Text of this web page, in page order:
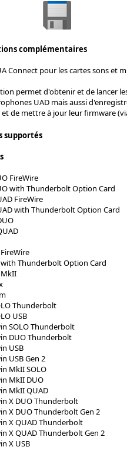
complémentaires
Connect pour les cartes sons et
permet d'obtenir et de lancer
UAD mais aussi
de mettre à jour leur firmware
supportés
FireWire
with Thunderbolt Option Card
FireWire
with Thunderbolt Option Card
Thunderbolt Option Card
Thunderbolt
USB
SOLO Thunderbolt
DUO Thunderbolt
USB
USB Gen 2
MkII SOLO
MkII DUO
MkII QUAD
X DUO Thunderbolt
X DUO Thunderbolt Gen 2
X QUAD Thunderbolt
X QUAD Thunderbolt Gen 2
X USB